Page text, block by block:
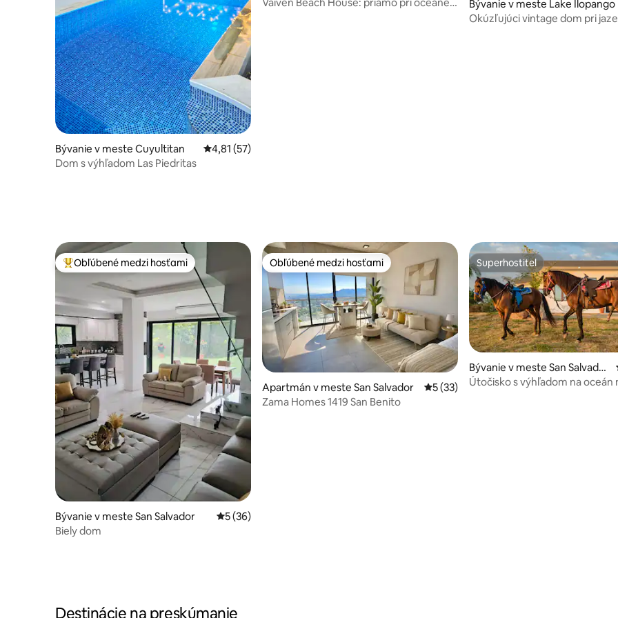
Bývanie v meste Cuyultitan Priemerné ohodnotenie 4,81 z 5, počet hodnotení: 57
4,81 (57)
Dom s výhľadom Las Piedritas
Bývanie v meste Lake Ilopango
Okúzľujúci vintage dom pri
Najobľúbenejšie medzi hosťami
Obľúbené medzi hosťami
Bývanie v meste San Salvador Priemerné ohodnotenie 5 z 5, počet hodnotení: 36
5 (36)
Biely dom
Obľúbené medzi hosťami
Obľúbené medzi hosťami
Apartmán v meste San Salvador Priemerné ohodnotenie 5 z 5, počet
5 (33)
Zama Homes 1419 San Benito
Superhostiteľ
Superhostiteľ
Bývanie v meste San Salvador
Sur
Útočisko s výhľadom na oceán
Destinácie na preskúmanie